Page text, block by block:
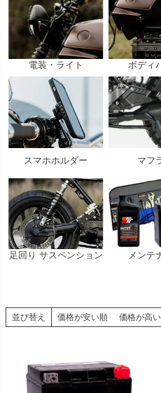
電装・ライト ボディ
スマホホルダー マフ
足回り サスペンション メンテ
並び替え 価格が安い順 価格が高